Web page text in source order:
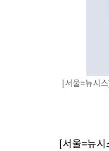
[서울=뉴시
[서울=뉴